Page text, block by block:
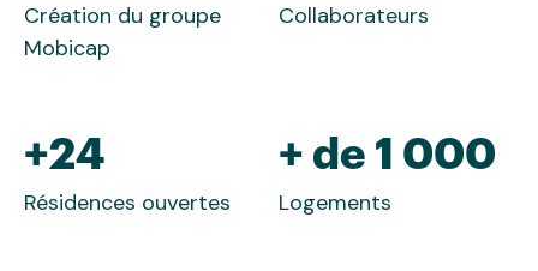
Création du groupe
Mobicap
Collaborateurs
+24
Résidences ouvertes
+ de 1 000
Logements